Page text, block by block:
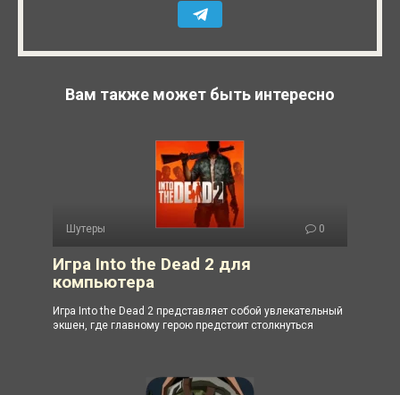
Вам также может быть интересно
Шутеры 0
Игра Into the Dead 2 для
компьютера
Игра Into the Dead 2 представляет собой увлекательный
экшен, где главному герою предстоит столкнуться